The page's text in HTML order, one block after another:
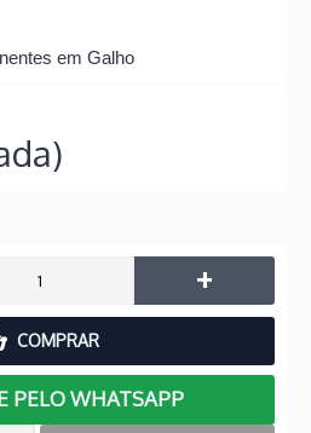
em Galho
+
COMPRAR
PELO WHATSAPP